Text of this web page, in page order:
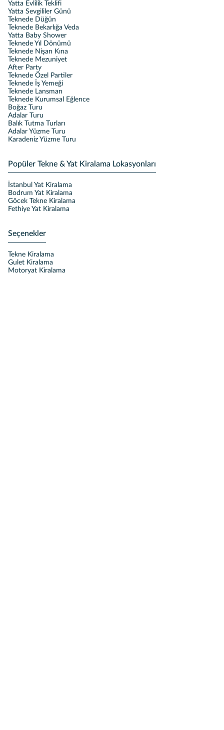
Yatta Evlilik Teklifi
Yatta Sevgililer Günü
Teknede Düğün
Teknede Bekarlığa Veda
Yatta Baby Shower
Teknede Yıl Dönümü
Teknede Nişan Kına
Teknede Mezuniyet
After Party
Teknede Özel Partiler
Teknede İş Yemeği
Teknede Lansman
Teknede Kurumsal Eğlence
Boğaz Turu
Adalar Turu
Balık Tutma Turları
Adalar Yüzme Turu
Karadeniz Yüzme Turu
Popüler Tekne & Yat Kiralama Lokasyonları
İstanbul Yat Kiralama
Bodrum Yat Kiralama
Göcek Tekne Kiralama
Fethiye Yat Kiralama
Seçenekler
Tekne Kiralama
Gulet Kiralama
Motoryat Kiralama